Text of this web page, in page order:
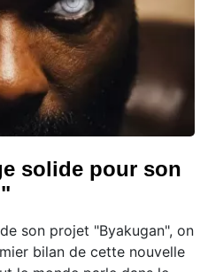
solide pour son
son projet "Byakugan", on
bilan de cette nouvelle